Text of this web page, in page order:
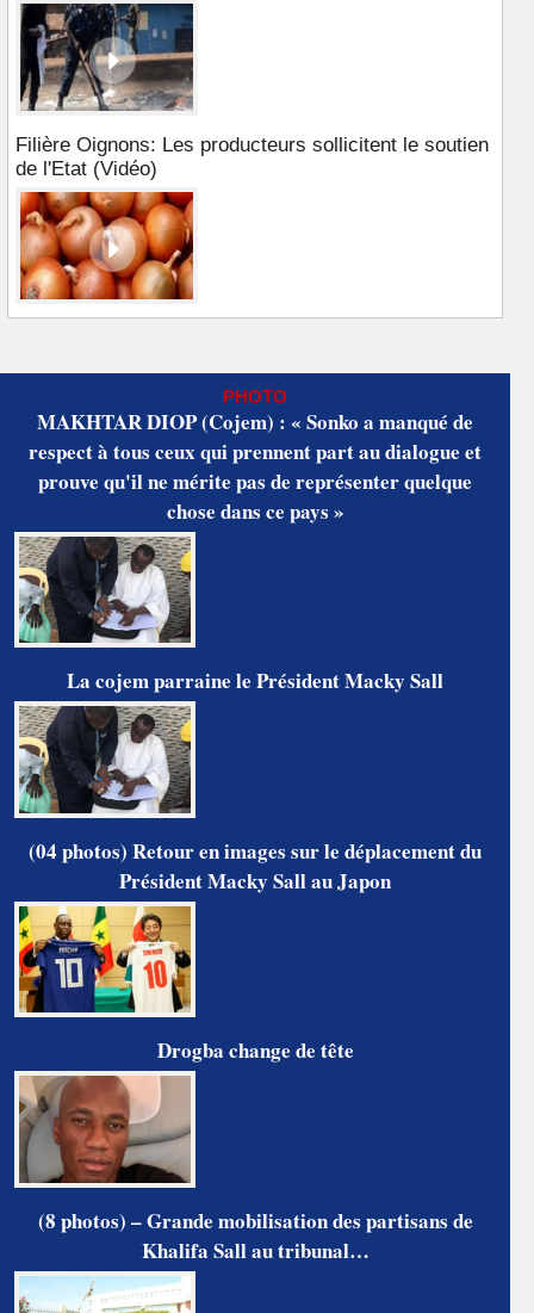
Filière Oignons: Les producteurs sollicitent le soutien
de l'Etat (Vidéo)
PHOTO
MAKHTAR DIOP (Cojem) : « Sonko a manqué de
respect à tous ceux qui prennent part au dialogue et
prouve qu'il ne mérite pas de représenter quelque
chose dans ce pays »
La cojem parraine le Président Macky Sall
(04 photos) Retour en images sur le déplacement du
Président Macky Sall au Japon
Drogba change de tête
(8 photos) – Grande mobilisation des partisans de
Khalifa Sall au tribunal…